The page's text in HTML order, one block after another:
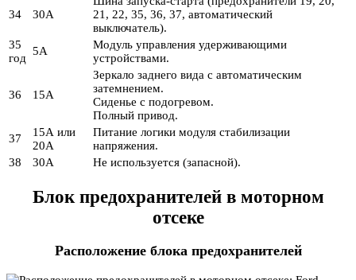
34 30А
21, 22, 35, 36, 37, автоматический
выключатель).
35
год
5А
Модуль управления удерживающими
устройствами.
36 15А
Зеркало заднего вида с автоматическим
затемнением.
Сиденье с подогревом.
Полный привод.
37
15А или
20А
Питание логики модуля стабилизации
напряжения.
38
30А Не используется (запасной).
Блок предохранителей в моторном
отсеке
Расположение блока предохранителей